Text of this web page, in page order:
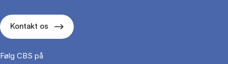
Kontakt os
Følg CBS på